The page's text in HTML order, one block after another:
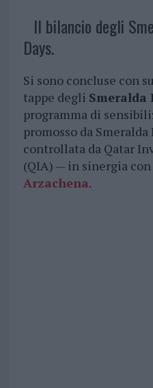
Il bilancio degli
Days.
Si sono concluse con
tappe degli Smeralda
programma di
promosso da
controllata da Qatar
(QIA) — in sinergia
Arzachena.